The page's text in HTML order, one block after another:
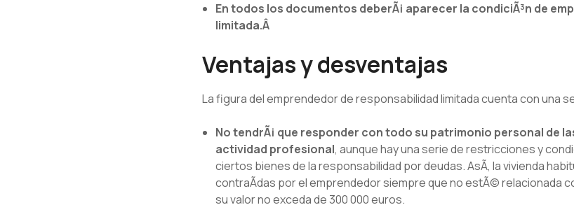
En todos los documentos deberÃ¡ aparecer la condiciÃ³n de
limitada.Â
Ventajas y desventajas
La figura del emprendedor de responsabilidad limitada cuenta con una
No tendrÃ¡ que responder con todo su patrimonio personal de
actividad profesional, aunque hay una serie de restricciones y
ciertos bienes de la responsabilidad por deudas. AsÃ­, la vivienda
contraÃ­das por el emprendedor siempre que no estÃ© relacionada
su valor no exceda de 300 000 euros.